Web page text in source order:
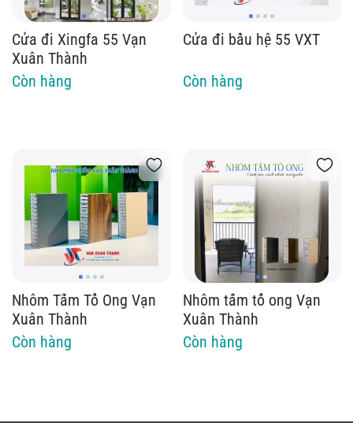
Cửa đi Xingfa 55 Vạn
Xuân Thành
Còn hàng
Cửa đi bầu hệ 55 VXT
Còn hàng
Nhôm Tấm Tổ Ong Vạn
Xuân Thành
Còn hàng
Nhôm tấm tổ ong Vạn
Xuân Thành
Còn hàng